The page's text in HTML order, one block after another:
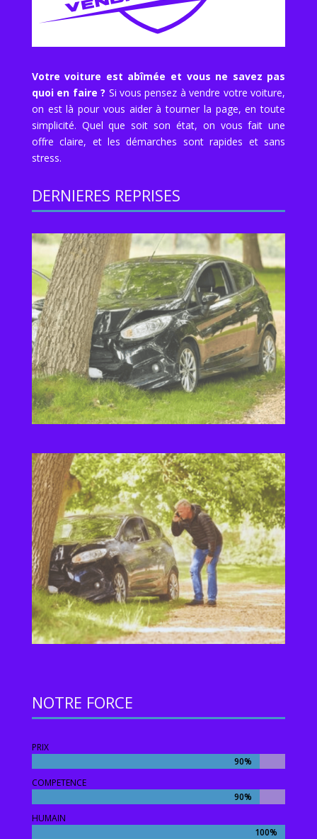
Votre voiture est abîmée et vous ne savez pas
quoi en faire ? Si vous pensez à vendre votre voiture,
on est là pour vous aider à tourner la page, en toute
simplicité. Quel que soit son état, on vous fait une
offre claire, et les démarches sont rapides et sans
stress.
DERNIERES REPRISES
NOTRE FORCE
PRIX
90%
90%
COMPETENCE
90%
90%
HUMAIN
100%
100%